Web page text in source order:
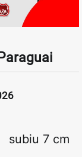
subiu 7 cm